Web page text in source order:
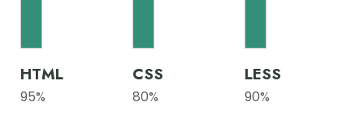
HTML
95%
CSS
80%
LESS
90%